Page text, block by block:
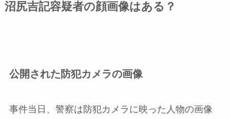
沼尻吉記容疑者の顔画像はある？
公開された防犯カメラの画像
事件当日、警察は防犯カメラに映った人物の画像